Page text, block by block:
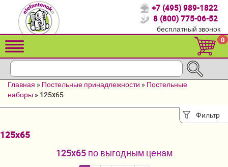
Спасибо, что выбрали нас!
Распродажа!
Детские коляски
Кроватки для новорожденных
Конверты, муфты
Детский транспорт
+7 (495) 989-1822
8 (800) 775-06-52
бесплатный звонок
0
Главная » Постельные принадлежности » Постельные
наборы » 125x65
Фильтр
125x65
125x65 по выгодным ценам